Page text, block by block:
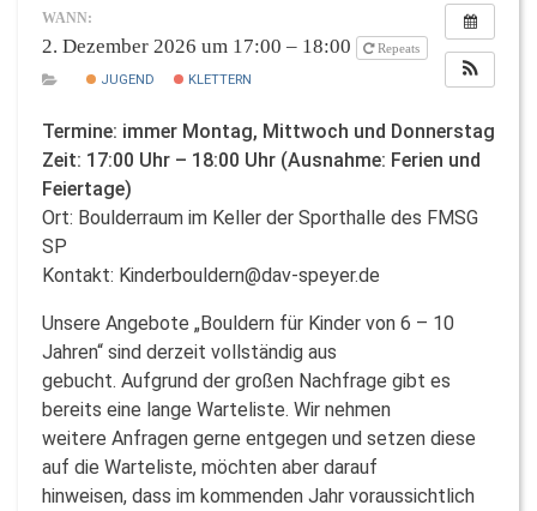
WANN:
2. Dezember 2026 um 17:00 – 18:00 Repeats
JUGEND KLETTERN
Termine: immer Montag, Mittwoch und Donnerstag
Zeit: 17:00 Uhr – 18:00 Uhr (Ausnahme: Ferien und
Feiertage)
Ort: Boulderraum im Keller der Sporthalle des FMSG
SP
Kontakt: Kinderbouldern@dav-speyer.de
Unsere Angebote „Bouldern für Kinder von 6 – 10
Jahren“ sind derzeit vollständig aus
gebucht. Aufgrund der großen Nachfrage gibt es
bereits eine lange Warteliste. Wir nehmen
weitere Anfragen gerne entgegen und setzen diese
auf die Warteliste, möchten aber darauf
hinweisen, dass im kommenden Jahr voraussichtlich